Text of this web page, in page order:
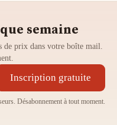
semaine
de prix dans votre boîte mail.
Inscription gratuite
Désabonnement à tout moment.